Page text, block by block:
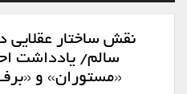
نقش ساختار عقلایی
سالم/ یادداشت
«مستوران» و